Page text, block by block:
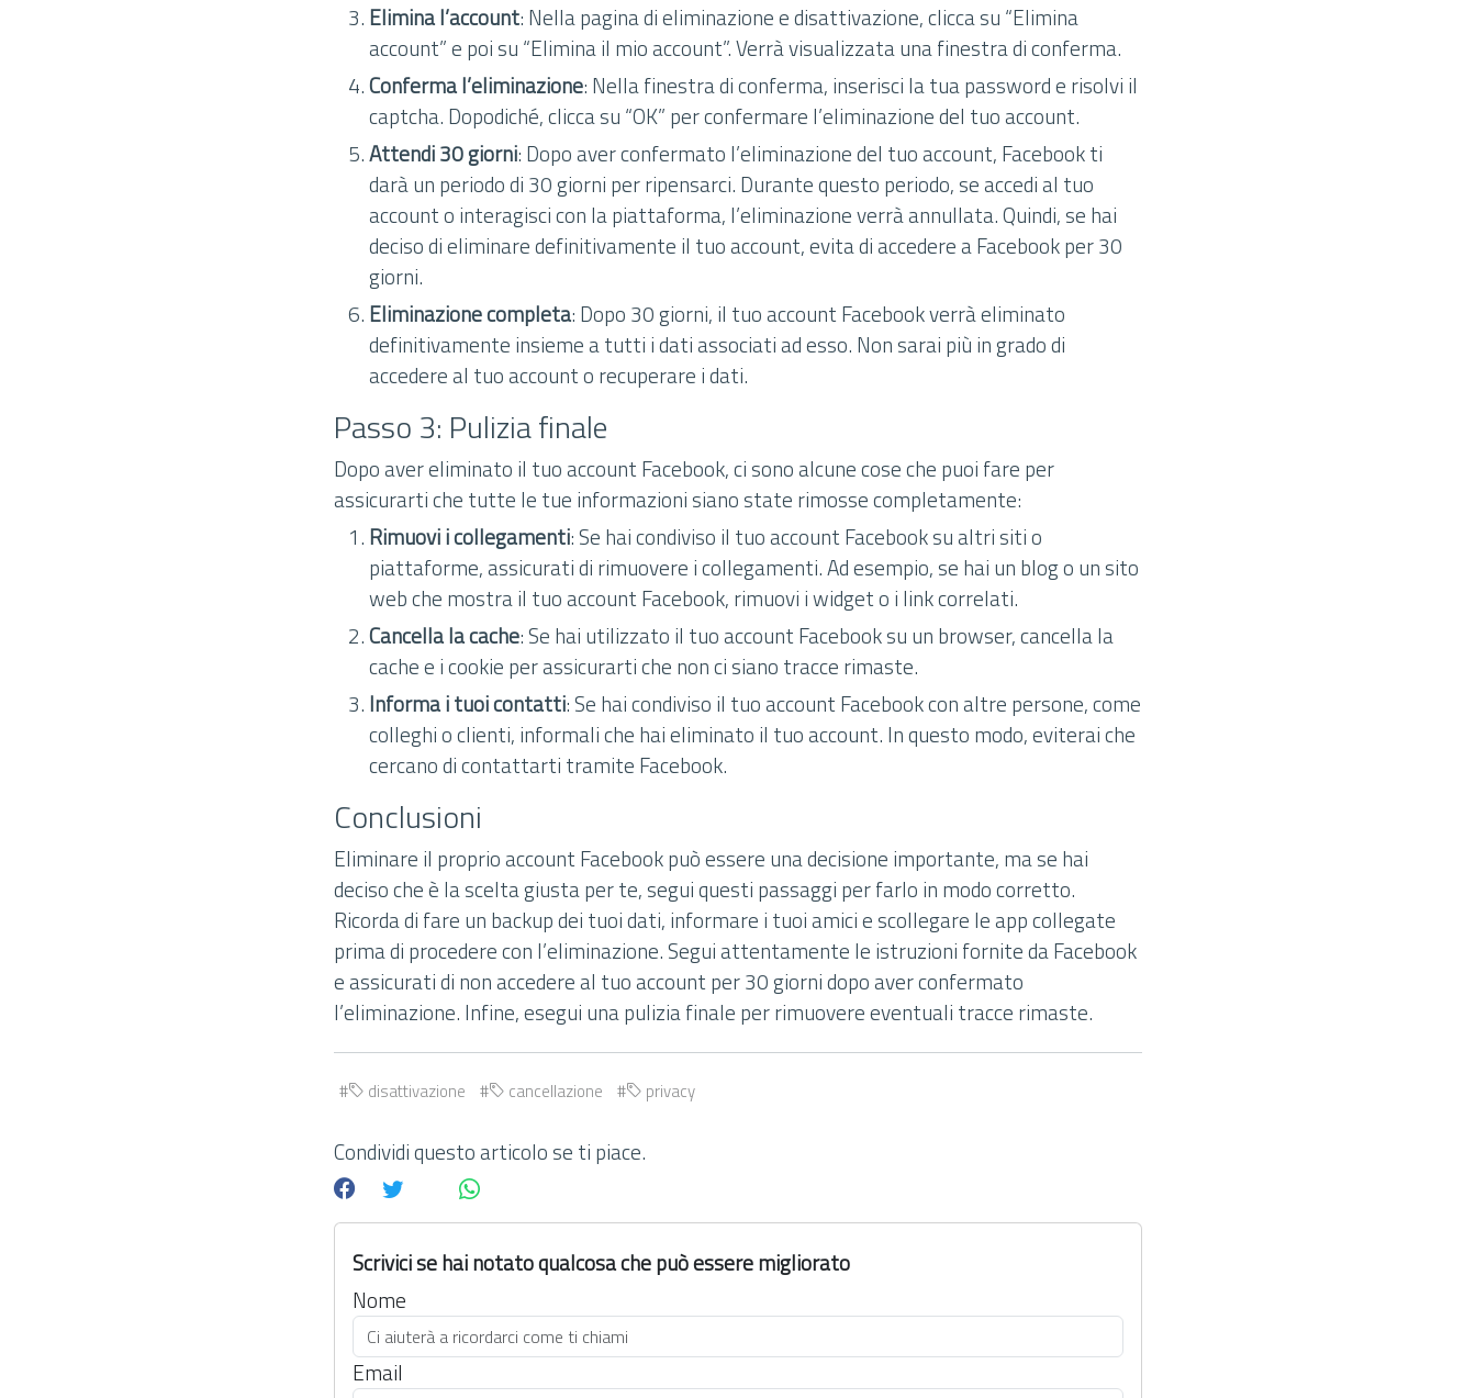
Elimina l’account: Nella pagina di eliminazione e disattivazione, clicca su “Elimina
account” e poi su “Elimina il mio account”. Verrà visualizzata una finestra di conferma.
Conferma l’eliminazione: Nella finestra di conferma, inserisci la tua password e risolvi il
captcha. Dopodiché, clicca su “OK” per confermare l’eliminazione del tuo account.
Attendi 30 giorni: Dopo aver confermato l’eliminazione del tuo account, Facebook ti
darà un periodo di 30 giorni per ripensarci. Durante questo periodo, se accedi al tuo
account o interagisci con la piattaforma, l’eliminazione verrà annullata. Quindi, se hai
deciso di eliminare definitivamente il tuo account, evita di accedere a Facebook per 30
giorni.
Eliminazione completa: Dopo 30 giorni, il tuo account Facebook verrà eliminato
definitivamente insieme a tutti i dati associati ad esso. Non sarai più in grado di
accedere al tuo account o recuperare i dati.
Passo 3: Pulizia finale
Dopo aver eliminato il tuo account Facebook, ci sono alcune cose che puoi fare per
assicurarti che tutte le tue informazioni siano state rimosse completamente:
Rimuovi i collegamenti: Se hai condiviso il tuo account Facebook su altri siti o
piattaforme, assicurati di rimuovere i collegamenti. Ad esempio, se hai un blog o un sito
web che mostra il tuo account Facebook, rimuovi i widget o i link correlati.
Cancella la cache: Se hai utilizzato il tuo account Facebook su un browser, cancella la
cache e i cookie per assicurarti che non ci siano tracce rimaste.
Informa i tuoi contatti: Se hai condiviso il tuo account Facebook con altre persone, come
colleghi o clienti, informali che hai eliminato il tuo account. In questo modo, eviterai che
cercano di contattarti tramite Facebook.
Conclusioni
Eliminare il proprio account Facebook può essere una decisione importante, ma se hai
deciso che è la scelta giusta per te, segui questi passaggi per farlo in modo corretto.
Ricorda di fare un backup dei tuoi dati, informare i tuoi amici e scollegare le app collegate
prima di procedere con l’eliminazione. Segui attentamente le istruzioni fornite da Facebook
e assicurati di non accedere al tuo account per 30 giorni dopo aver confermato
l’eliminazione. Infine, esegui una pulizia finale per rimuovere eventuali tracce rimaste.
disattivazione cancellazione privacy
Condividi questo articolo se ti piace.
Scrivici se hai notato qualcosa che può essere migliorato
Nome
Email